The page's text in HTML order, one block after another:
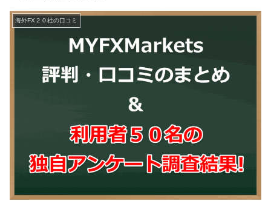
海外FX２０社の口コミ